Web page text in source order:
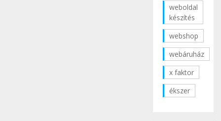
weboldal
készítés
webshop
webáruház
x faktor
ékszer